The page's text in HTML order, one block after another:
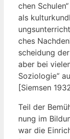
chen
als
ches
schei­dung
aber bei
Sozio­lo­gie“
[Siem­sen
Teil der
nung im
war die